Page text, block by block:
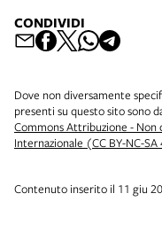
CONDIVIDI
Dove non diversamente
presenti su questo sito sono
Commons Attribuzione - Non
Internazionale (CC BY-NC-SA
Contenuto inserito il 11 giu